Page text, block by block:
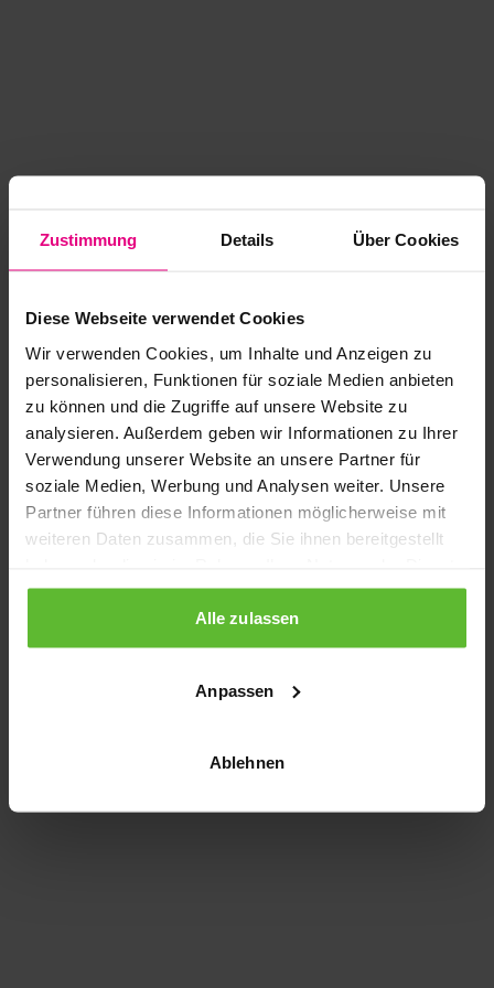
Zustimmung Details Über Cookies
Diese Webseite verwendet Cookies
Wir verwenden Cookies, um Inhalte und Anzeigen zu
personalisieren, Funktionen für soziale Medien anbieten
zu können und die Zugriffe auf unsere Website zu
analysieren. Außerdem geben wir Informationen zu Ihrer
Verwendung unserer Website an unsere Partner für
soziale Medien, Werbung und Analysen weiter. Unsere
Partner führen diese Informationen möglicherweise mit
weiteren Daten zusammen, die Sie ihnen bereitgestellt
gesammelt haben.
Alle zulassen
Anpassen
Ablehnen
Application error: a client-side exception has occurred
loading www.kurzwego.de (see the browser console for more
information).